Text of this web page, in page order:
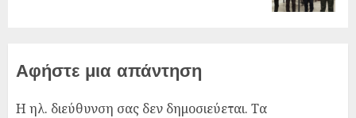
Αφήστε μια απάντηση
Η ηλ. διεύθυνση σας δεν δημοσιεύεται. Τα